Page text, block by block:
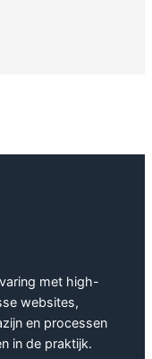
met high-
websites,
en processen
in de praktijk.